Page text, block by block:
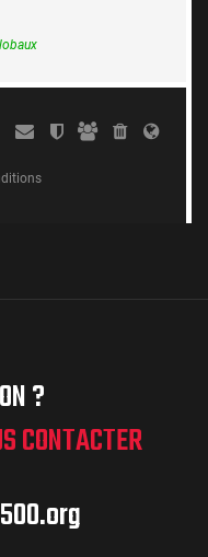
?
CONTACTER